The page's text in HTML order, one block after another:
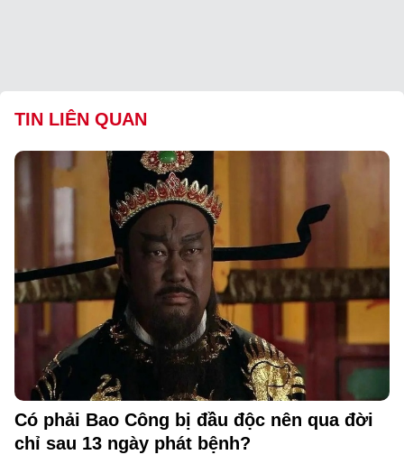
TIN LIÊN QUAN
Có phải Bao Công bị đầu độc nên qua đời
chỉ sau 13 ngày phát bệnh?